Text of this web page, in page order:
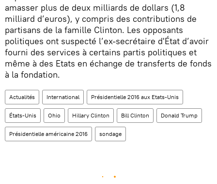
amasser plus de deux milliards de dollars (1,8
milliard d’euros), y compris des contributions de
partisans de la famille Clinton. Les opposants
politiques ont suspecté l’ex-secrétaire d'État d’avoir
fourni des services à certains partis politiques et
même à des Etats en échange de transferts de fonds
à la fondation.
Actualités International Présidentielle 2016 aux Etats-Unis
États-Unis Ohio Hillary Clinton Bill Clinton Donald Trump
Présidentielle américaine 2016 sondage